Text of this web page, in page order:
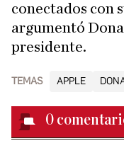
conectados con
argumentó
presidente.
TEMAS APPLE
0